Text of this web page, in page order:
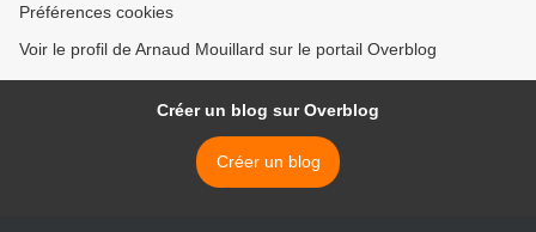
Préférences cookies
Voir le profil de Arnaud Mouillard sur le portail Overblog
Créer un blog sur Overblog
Créer un blog